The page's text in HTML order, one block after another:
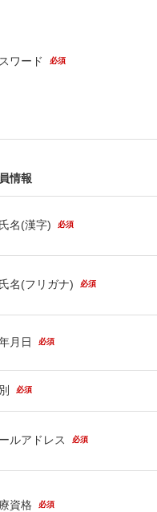
ワード 必須
情報
名(漢字) 必須
名(フリガナ) 必須
月日 必須
必須
ルアドレス 必須
資格 必須